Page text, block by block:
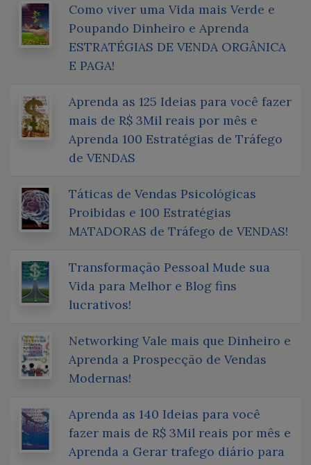
Como viver uma Vida mais Verde e
Poupando Dinheiro e Aprenda
ESTRATÉGIAS DE VENDA ORGÂNICA
E PAGA!
Aprenda as 125 Ideias para você fazer
mais de R$ 3Mil reais por mês e
Aprenda 100 Estratégias de Tráfego
de VENDAS
Táticas de Vendas Psicológicas
Proibidas e 100 Estratégias
MATADORAS de Tráfego de VENDAS!
Transformação Pessoal Mude sua
Vida para Melhor e Blog fins
lucrativos!
Networking Vale mais que Dinheiro e
Aprenda a Prospecção de Vendas
Modernas!
Aprenda as 140 Ideias para você
fazer mais de R$ 3Mil reais por mês e
Aprenda a Gerar trafego diário para